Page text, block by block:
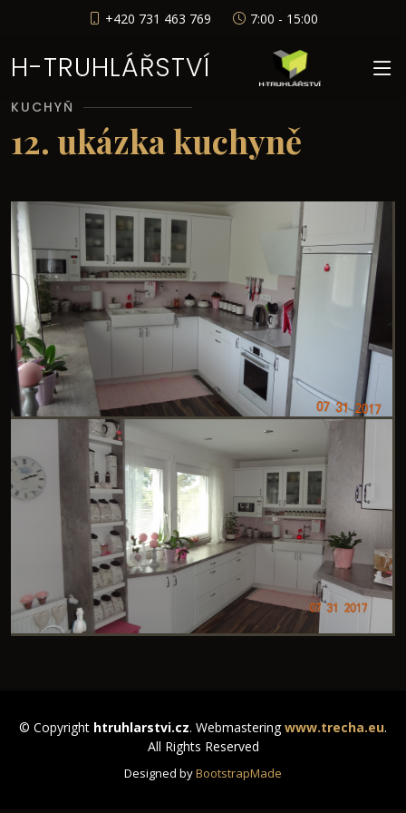
+420 731 463 769 7:00 - 15:00
H-TRUHLÁŘSTVÍ
KUCHYŇ
12. ukázka kuchyně
© Copyright htruhlarstvi.cz. Webmasteringwww.trecha.eu.
All Rights Reserved
Designed byBootstrapMade